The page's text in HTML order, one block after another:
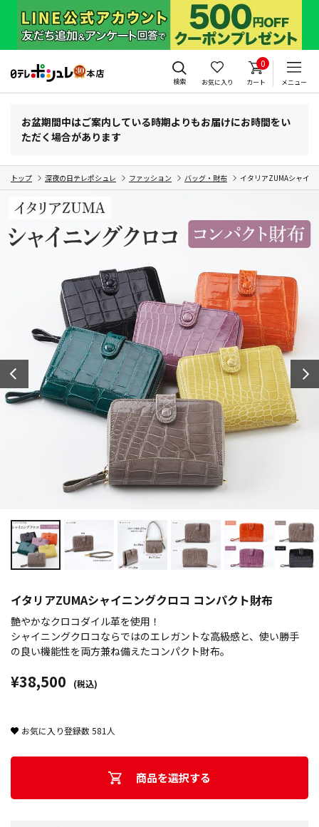
検索 お気に入り
0
カート メニュー
お盆期間中はご案内している時期よりもお届けにお時間をい
ただく場合があります
トップ 深夜の日テレポシュレ ファッション バッグ・財布 イタリアZUMAシャイ
イタリアZUMAシャイニングクロコ コンパクト財布
艶やかなクロコダイル革を使用！
シャイニングクロコならではのエレガントな高級感と、使い勝手
の良い機能性を両方兼ね備えたコンパクト財布。
¥38,500 (税込)
お気に入り登録数581 人
商品を選択する